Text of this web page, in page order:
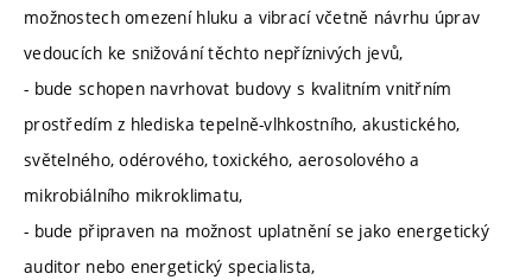
možnostech omezení hluku a vibrací včetně návrhu úprav
vedoucích ke snižování těchto nepříznivých jevů,
- bude schopen navrhovat budovy s kvalitním vnitřním
prostředím z hlediska tepelně-vlhkostního, akustického,
světelného, odérového, toxického, aerosolového a
mikrobiálního mikroklimatu,
- bude připraven na možnost uplatnění se jako energetický
auditor nebo energetický specialista,